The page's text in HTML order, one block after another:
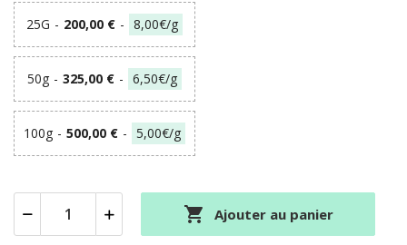
25G - 200,00 € - 8,00€/g
50g - 325,00 € - 6,50€/g
100g - 500,00 € - 5,00€/g
 Ajouter au panier